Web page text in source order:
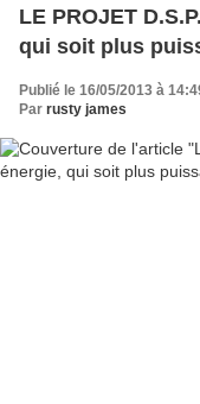
LE PROJET
qui soit plus
Publié le 16/05/2013 à
Par rusty james